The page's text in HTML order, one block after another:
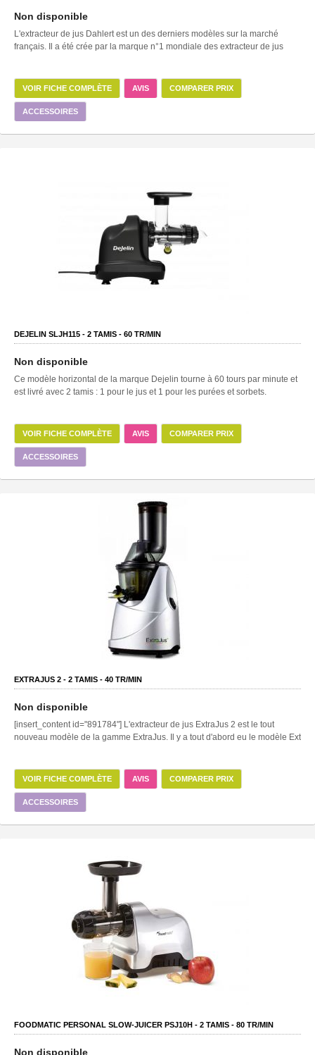
Non disponible
L'extracteur de jus Dahlert est un des derniers modèles sur la marché
français. Il a été crée par la marque n°1 mondiale des extracteur de jus
VOIR FICHE COMPLÈTE AVIS COMPARER PRIX
ACCESSOIRES
DEJELIN SLJH115 - 2 TAMIS - 60 TR/MIN
Non disponible
Ce modèle horizontal de la marque Dejelin tourne à 60 tours par minute et
est livré avec 2 tamis : 1 pour le jus et 1 pour les purées et sorbets.
VOIR FICHE COMPLÈTE AVIS COMPARER PRIX
ACCESSOIRES
EXTRAJUS 2 - 2 TAMIS - 40 TR/MIN
Non disponible
[insert_content id="891784"] L'extracteur de jus ExtraJus 2 est le tout
nouveau modèle de la gamme ExtraJus. Il y a tout d'abord eu le modèle Ext
VOIR FICHE COMPLÈTE AVIS COMPARER PRIX
ACCESSOIRES
FOODMATIC PERSONAL SLOW-JUICER PSJ10H - 2 TAMIS - 80 TR/MIN
Non disponible